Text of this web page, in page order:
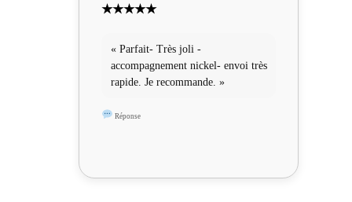
★★★★★
« Parfait- Très joli -
accompagnement nickel- envoi très
rapide. Je recommande. »
Réponse